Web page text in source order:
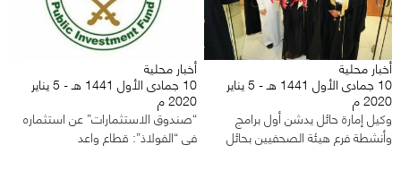
أخبار محلية
10 جمادى الأول 1441 هـ - 5 يناير
2020 م
وكيل إمارة حائل يدشن أول برامج
وأنشطة فرع هيئة الصحفيين بحائل
أخبار محلية
10 جمادى الأول 1441 هـ - 5 يناير
2020 م
“صندوق الاستثمارات” عن استثماره
في “الفولاذ”: قطاع واعد